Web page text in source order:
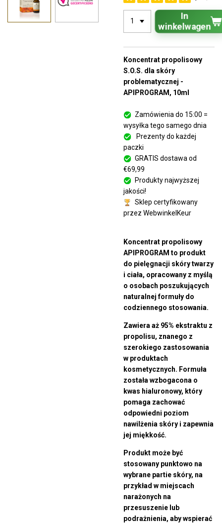
In
winkelwagen
Koncentrat propolisowy
S.O.S. dla skóry
problematycznej -
APIPROGRAM, 10ml
Zamówienia do 15:00 =
wysyłka tego samego dnia
Prezenty do każdej
paczki
GRATIS dostawa od
€69,99
Produkty najwyższej
jakości!
Sklep certyfikowany
przez WebwinkelKeur
Koncentrat propolisowy
APIPROGRAM to produkt
do pielęgnacji skóry twarzy
i ciała, opracowany z myślą
o osobach poszukujących
naturalnej formuły do
codziennego stosowania.
Zawiera aż 95% ekstraktu z
propolisu, znanego z
szerokiego zastosowania
w produktach
kosmetycznych. Formuła
została wzbogacona o
kwas hialuronowy, który
pomaga zachować
odpowiedni poziom
nawilżenia skóry i zapewnia
jej miękkość.
Produkt może być
stosowany punktowo na
wybrane partie skóry, na
przykład w miejscach
narażonych na
przesuszenie lub
podrażnienia, aby wspierać